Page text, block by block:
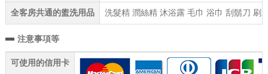
全客房共通的盥洗用品 洗髮精 潤絲精 沐浴露 毛巾 浴巾 刮鬍刀 刷
注意事項等
可使用的信用卡